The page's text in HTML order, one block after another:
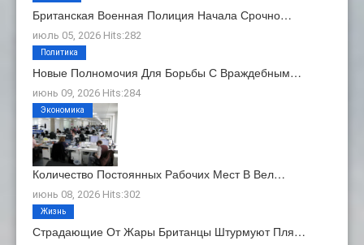
Британская Военная Полиция Начала Срочно…
июль 05, 2026 Hits:282
Новые Полномочия Для Борьбы С Враждебным…
июнь 09, 2026 Hits:284
Политика
Количество Постоянных Рабочих Мест В Вел…
июнь 08, 2026 Hits:302
Экономика
Страдающие От Жары Британцы Штурмуют Пля…
Жизнь